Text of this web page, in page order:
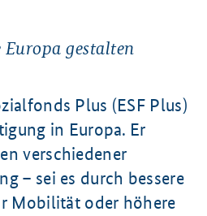
Europa gestalten
Plus (ESF Plus)
in Europa. Er
verschiedener
– sei es durch bessere
Mobilität oder höhere